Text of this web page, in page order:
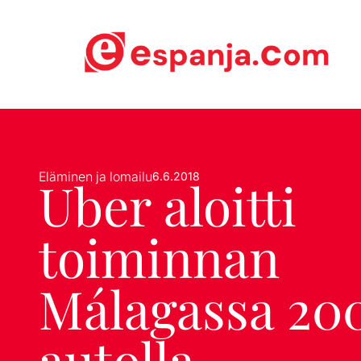
Eläminen ja lomailu6.6.2018
Uber aloitti
toiminnan
Málagassa